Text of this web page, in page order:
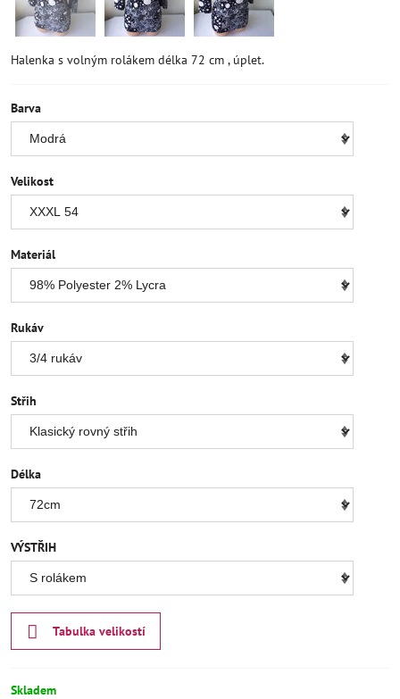
Halenka s volným rolákem délka 72 cm , úplet.
Barva
Velikost
Materiál
Rukáv
Střih
Délka
VÝSTŘIH
Tabulka velikostí
Skladem